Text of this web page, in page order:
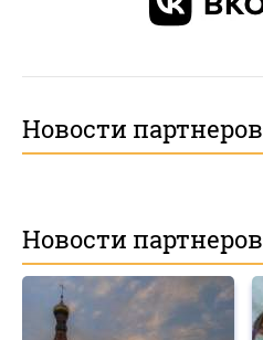
Новости партнеров
Новости партнеров